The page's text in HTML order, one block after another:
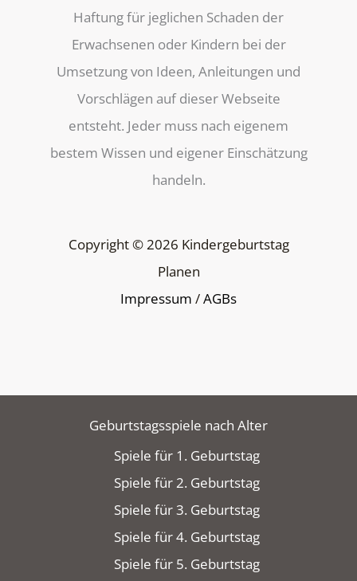
Haftung für jeglichen Schaden der
Erwachsenen oder Kindern bei der
Umsetzung von Ideen, Anleitungen und
Vorschlägen auf dieser Webseite
entsteht. Jeder muss nach eigenem
bestem Wissen und eigener Einschätzung
handeln.
Copyright © 2026 Kindergeburtstag
Planen
Impressum /AGBs
Geburtstagsspiele nach Alter
Spiele für 1. Geburtstag
Spiele für 2. Geburtstag
Spiele für 3. Geburtstag
Spiele für 4. Geburtstag
Spiele für 5. Geburtstag